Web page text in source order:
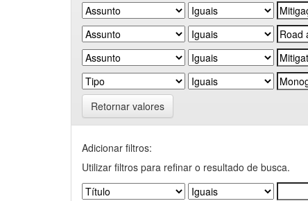
Retornar valores
Adicionar filtros:
Utilizar filtros para refinar o resultado de busca.